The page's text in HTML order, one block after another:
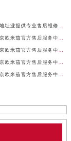
北京欧米茄维修地址业提供专业售后维修保养服务权威公示（2026年7月最新）
亲身到店探访北京欧米茄官方售后服务中心｜官方地址及联系电话（2026年7月最新）
亲身到店探访北京欧米茄官方售后服务中心｜完整地址与售后热线（2026年7月最新）
亲身到店探访北京欧米茄官方售后服务中心｜全部地址与售后服务电话（2026年7月最新）
亲身到店探访北京欧米茄官方售后服务中心｜最新官方地址和维修热线（2026年7月最新）